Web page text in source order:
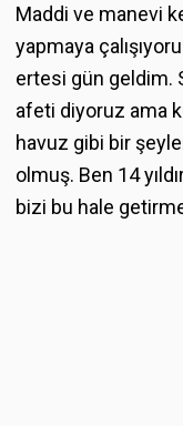
Maddi ve manevi
yapmaya
ertesi gün geldim.
afeti diyoruz ama
havuz gibi bir
olmuş. Ben 14
bizi bu hale